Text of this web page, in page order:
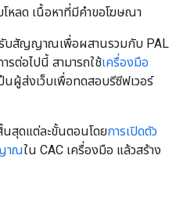
โหลด เนื้อหาที่มีคำขอโฆษณา
บสัญญาณเพื่อผสานรวมกับ PAL
ต่อไปนี้ สามารถใช้เครื่องมือ
นผู้ส่งเว็บเพื่อทดสอบรีซีฟเวอร์
นสุดแต่ละขั้นตอนโดยการเปิดตัว
าณใน CAC เครื่องมือ แล้วสร้าง